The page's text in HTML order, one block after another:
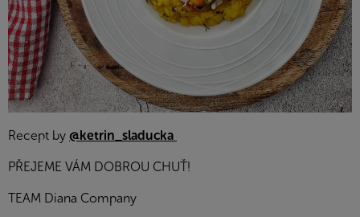
Recept by @ketrin_sladucka
PŘEJEME VÁM DOBROU CHUŤ!
TEAM Diana Company